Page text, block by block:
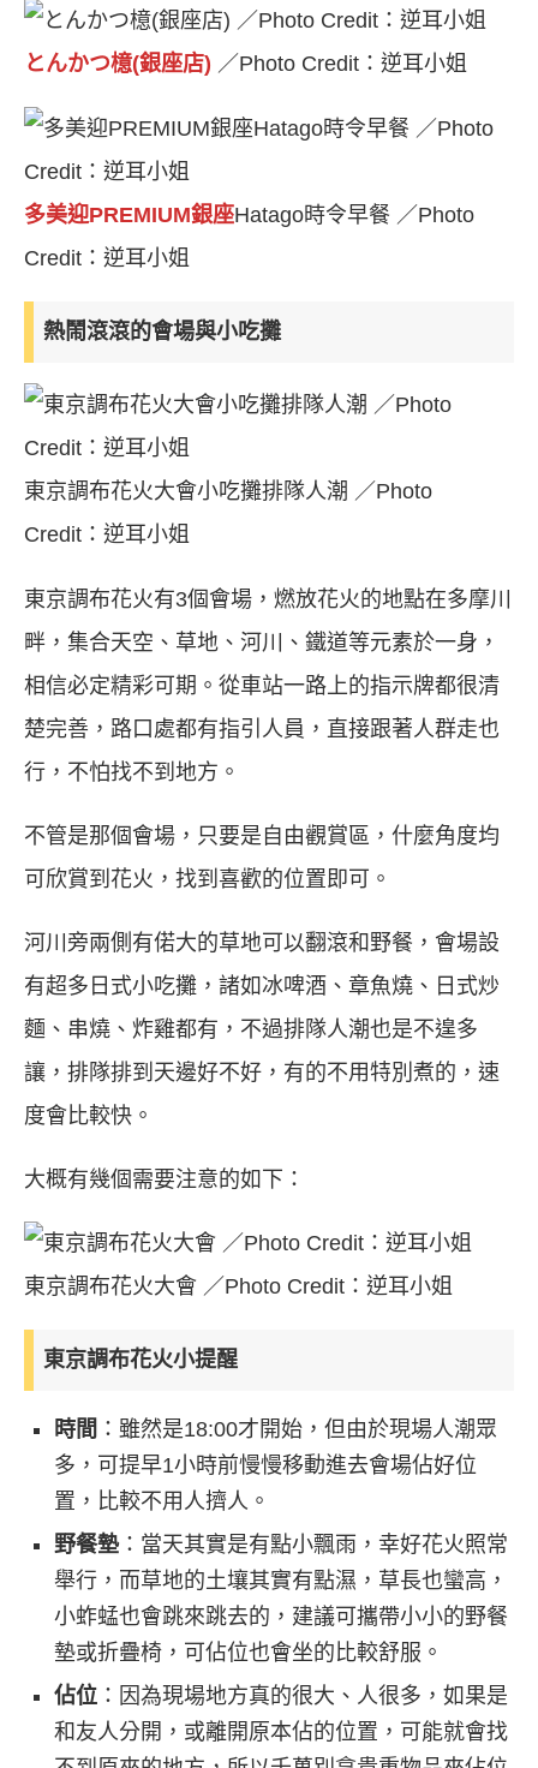
とんかつ檍(銀座店) ／Photo Credit：逆耳小姐
多美迎PREMIUM銀座Hatago時令早餐 ／Photo
Credit：逆耳小姐
熱鬧滾滾的會場與小吃攤
東京調布花火大會小吃攤排隊人潮 ／Photo
Credit：逆耳小姐
東京調布花火有3個會場，燃放花火的地點在多摩川
畔，集合天空、草地、河川、鐵道等元素於一身，
相信必定精彩可期。從車站一路上的指示牌都很清
楚完善，路口處都有指引人員，直接跟著人群走也
行，不怕找不到地方。
不管是那個會場，只要是自由觀賞區，什麼角度均
可欣賞到花火，找到喜歡的位置即可。
河川旁兩側有偌大的草地可以翻滾和野餐，會場設
有超多日式小吃攤，諸如冰啤酒、章魚燒、日式炒
麵、串燒、炸雞都有，不過排隊人潮也是不遑多
讓，排隊排到天邊好不好，有的不用特別煮的，速
度會比較快。
大概有幾個需要注意的如下：
東京調布花火大會 ／Photo Credit：逆耳小姐
東京調布花火小提醒
時間 ：雖然是18:00才開始，但由於現場人潮眾
多，可提早1小時前慢慢移動進去會場佔好位
置，比較不用人擠人。
野餐墊：當天其實是有點小飄雨，幸好花火照常
舉行，而草地的土壤其實有點濕，草長也蠻高，
小蚱蜢也會跳來跳去的，建議可攜帶小小的野餐
墊或折疊椅，可佔位也會坐的比較舒服。
佔位 ：因為現場地方真的很大、人很多，如果是
和友人分開，或離開原本佔的位置，可能就會找